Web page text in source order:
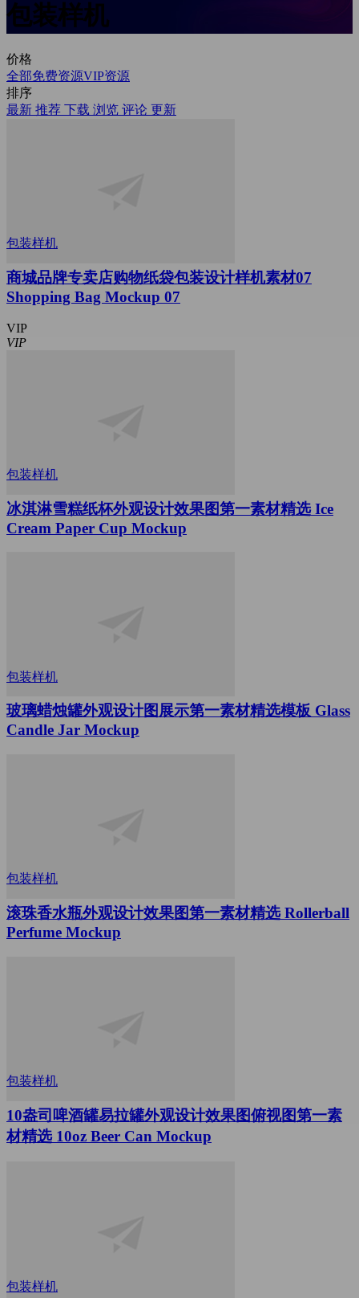
包装样机
价格
全部免费资源VIP资源
排序
最新 推荐 下载 浏览 评论 更新
包装样机
商城品牌专卖店购物纸袋包装设计样机素材07
Shopping Bag Mockup 07
VIP
VIP
包装样机
冰淇淋雪糕纸杯外观设计效果图第一素材精选 Ice
Cream Paper Cup Mockup
包装样机
玻璃蜡烛罐外观设计图展示第一素材精选模板 Glass
Candle Jar Mockup
包装样机
滚珠香水瓶外观设计效果图第一素材精选 Rollerball
Perfume Mockup
包装样机
10盎司啤酒罐易拉罐外观设计效果图俯视图第一素
材精选 10oz Beer Can Mockup
包装样机